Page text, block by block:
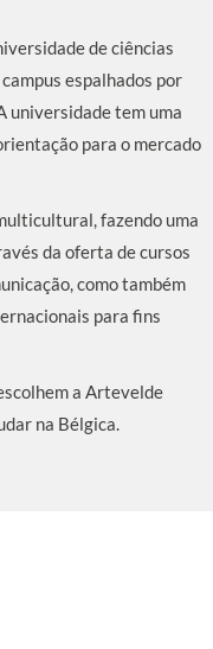
de ciências
espalhados por
universidade tem uma
para o mercado
fazendo uma
da oferta de cursos
como também
para fins
a Artevelde
na Bélgica.